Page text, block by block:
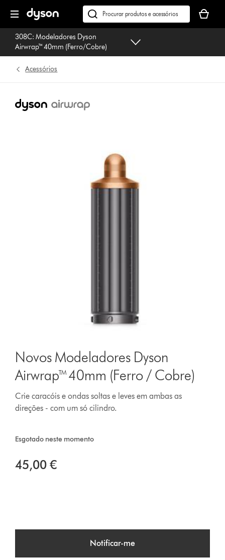
seguinte
Pesquisar
em
dyson.pt
seu
cesto
308C: Modeladores Dyson
Airwrap™ 40mm (Ferro/Cobre)
Acessórios
Novos Modeladores Dyson
Airwrap™ 40mm (Ferro / Cobre)
Crie caracóis e ondas soltas e leves em ambas as
direções - com um só cilindro.
Esgotado neste momento
45,00 €
Notificar-me